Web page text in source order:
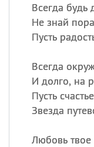
Всегда будь
Не знай
Пусть
Всегда
И долго, на
Пусть
Звезда
Любовь твое